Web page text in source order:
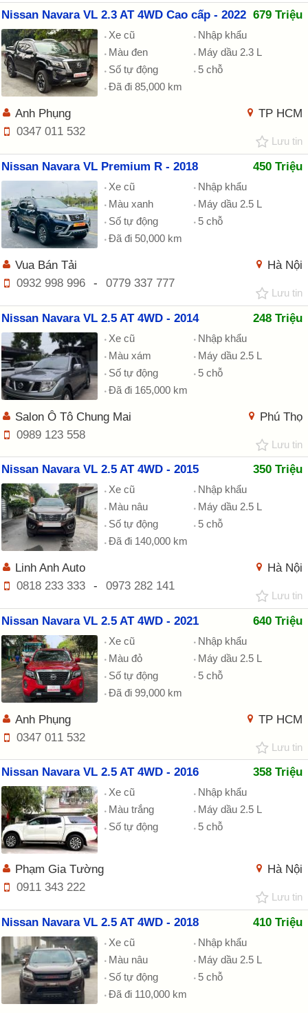
Nissan Navara VL 2.3 AT 4WD Cao cấp - 2022 679 Triệu
Xe cũ
Nhập khẩu
Màu đen
Máy dầu 2.3 L
Số tự động
5 chỗ
Đã đi 85,000 km
TP HCM
Anh Phụng
0347 011 532
Lưu tin
Nissan Navara VL Premium R - 2018 450 Triệu
Xe cũ
Nhập khẩu
Màu xanh
Máy dầu 2.5 L
Số tự động
5 chỗ
Đã đi 50,000 km
Hà Nội
Vua Bán Tải
0932 998 996
- 0779 337 777
Lưu tin
Nissan Navara VL 2.5 AT 4WD - 2014 248 Triệu
Xe cũ
Nhập khẩu
Màu xám
Máy dầu 2.5 L
Số tự động
5 chỗ
Đã đi 165,000 km
Phú Thọ
Salon Ô Tô Chung Mai
0989 123 558
Lưu tin
Nissan Navara VL 2.5 AT 4WD - 2015 350 Triệu
Xe cũ
Nhập khẩu
Màu nâu
Máy dầu 2.5 L
Số tự động
5 chỗ
Đã đi 140,000 km
Hà Nội
Linh Anh Auto
0818 233 333
- 0973 282 141
Lưu tin
Nissan Navara VL 2.5 AT 4WD - 2021 640 Triệu
Xe cũ
Nhập khẩu
Màu đỏ
Máy dầu 2.5 L
Số tự động
5 chỗ
Đã đi 99,000 km
TP HCM
Anh Phụng
0347 011 532
Lưu tin
Nissan Navara VL 2.5 AT 4WD - 2016 358 Triệu
Xe cũ
Nhập khẩu
Màu trắng
Máy dầu 2.5 L
Số tự động
5 chỗ
Hà Nội
Phạm Gia Tường
0911 343 222
Lưu tin
Nissan Navara VL 2.5 AT 4WD - 2018 410 Triệu
Xe cũ
Nhập khẩu
Màu nâu
Máy dầu 2.5 L
Số tự động
5 chỗ
Đã đi 110,000 km